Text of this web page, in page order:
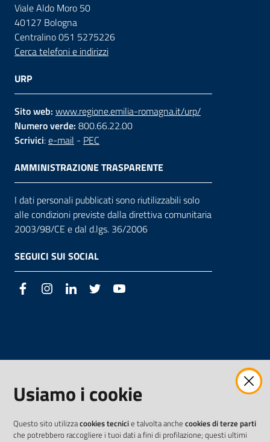
Viale Aldo Moro 50
40127 Bologna
Centralino 051 5275226
Cerca telefoni e indirizzi
URP
Sito web: www.regione.emilia-romagna.it/urp/
Numero verde: 800.66.22.00
Scrivici:e-mail - PEC
AMMINISTRAZIONE TRASPARENTE
I dati personali pubblicati sono riutilizzabili solo
alle condizioni previste dalla direttiva comunitaria
2003/98/CE e dal d.lgs. 36/2006
SEGUICI SUI SOCIAL
FacebookInstagramLinkedIn Twitter
Usiamo i cookie
Questo sito utilizzacookies tecnicie talvolta anche cookies di terze parti
che potrebbero raccogliere i tuoi dati a fini di profilazione; questi ultimi